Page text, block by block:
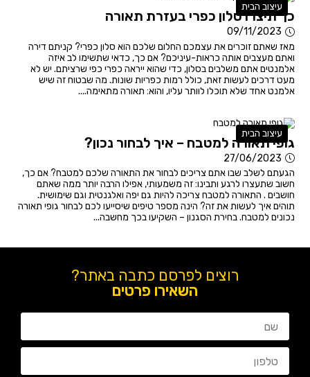
עיצוב הבית
כך תיצרו סלון כפרי בעזרת תאורה
09/11/2023
מאז שאתם זוכרים את עצמכם החלום שלכם הוא סלון כפרי? קניתם דירה
ואתם מעצבים אותה כראות-עיניכם? אם כך, כדאי שתשימו לב איזה
אלמנטים אתם משלבים בסלון, כדי שהוא ייראה כפרי כפי שרציתם. יש לא
מעט דרכים לעשות זאת, כולל רמות כפריות שונות. מה שבטוח זה שיש
אלמנט אחד שלא תוכלו לוותר עליו, והוא: תאורה מתאימה....
עיצוב הבית
גופי תאורה למטבח – איך לבחור נכון?
27/06/2023
הגעתם לשלב שבו אתם צריכים לבחור את התאורה שלכם למטבח? אם כך,
חשוב שתעצרו לרגע ותבינו: זה משמעותי, אפילו הרבה יותר ממה שאתם
חושבים . התאורה למטבח צריכה להיות גם יפה ואלגנטית וגם שימושית.
תוהים איך לעשות את זה? הינה מספר טיפים שיסייעו לכם לבחור גופי תאורה
נכונים למטבח. בחירת הסגנון – השקיעו בכך מחשבה...
רוצים לפרסם כתבה באתר?
השאירו פרטים